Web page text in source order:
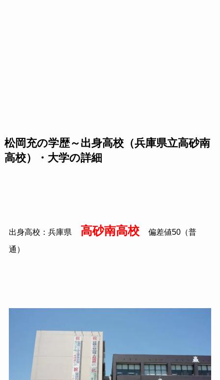
松岡充の学歴～出身高校（兵庫県立高砂南
高校）・大学の詳細
出身高校：兵庫県 高砂南高校 偏差値50（普
通）